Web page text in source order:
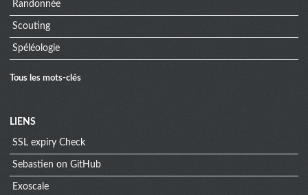
Randonnée
Scouting
Spéléologie
Tous les mots-clés
Menu
extra
LIENS
SSL expiry Check
Sebastien on GitHub
Exoscale